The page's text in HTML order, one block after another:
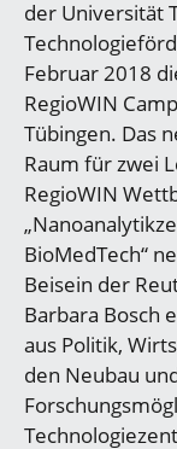
der Universität
Februar 2018
RegioWIN
Tübingen. Das
Raum für zwei
RegioWIN
BioMedTech“
Beisein der
Barbara Bosch
aus Politik,
den Neubau